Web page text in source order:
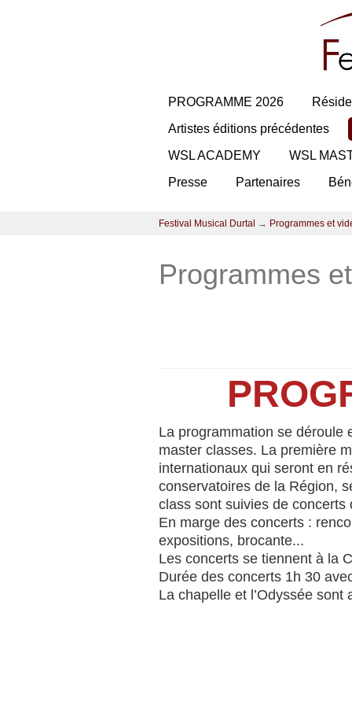
PROGRAMME 2026
Artistes éditions précédentes
WSL ACADEMY
WSL
Presse
Partenaires
Festival Musical Durtal → Programmes et
Programmes
La programmation se déroule
master classes. La première
internationaux qui seront en
conservatoires de la Région,
class sont suivies de concerts
En marge des concerts :
expositions, brocante...
Les concerts se tiennent à la
Durée des concerts 1h 30
La chapelle et l’Odyssée sont